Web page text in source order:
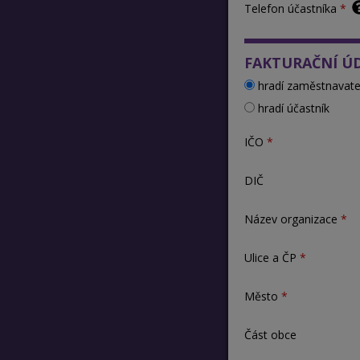
Telefon účastníka
FAKTURAČNÍ
hradí
hradí účastník
IČO
DIČ
Název organizace
Ulice a ČP
Město
Část obce